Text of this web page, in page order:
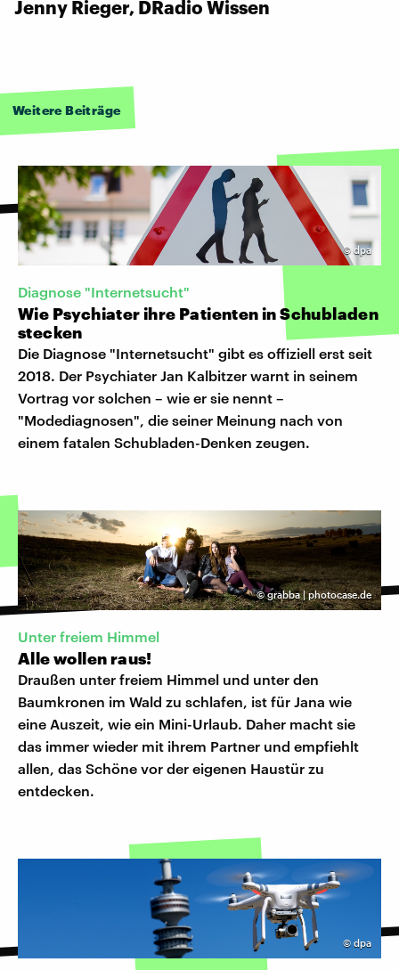
Jenny Rieger, DRadio Wissen
Weitere Beiträge
© dpa
Diagnose "Internetsucht"
Wie Psychiater ihre Patienten in Schubladen
stecken
Die Diagnose "Internetsucht" gibt es offiziell erst seit
2018. Der Psychiater Jan Kalbitzer warnt in seinem
Vortrag vor solchen – wie er sie nennt –
"Modediagnosen", die seiner Meinung nach von
einem fatalen Schubladen-Denken zeugen.
©grabba | photocase.de
Unter freiem Himmel
Alle wollen raus!
Draußen unter freiem Himmel und unter den
Baumkronen im Wald zu schlafen, ist für Jana wie
eine Auszeit, wie ein Mini-Urlaub. Daher macht sie
das immer wieder mit ihrem Partner und empfiehlt
allen, das Schöne vor der eigenen Haustür zu
entdecken.
© dpa